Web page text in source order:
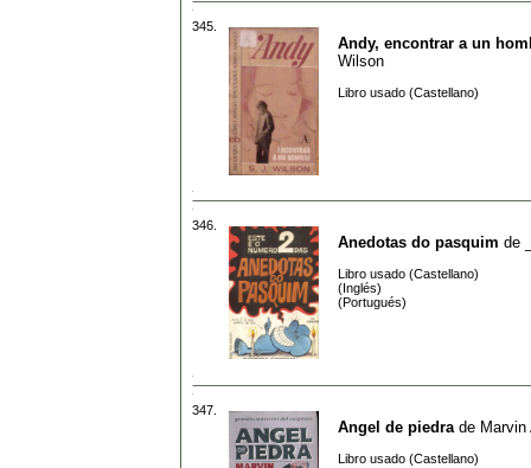
345.
Andy, encontrar a un
Wilson
Libro usado (Castellano)
346.
Anedotas do pasquim de
Libro usado (Castellano)
(Inglés)
(Portugués)
347.
Angel de piedra de Marvin
Libro usado (Castellano)